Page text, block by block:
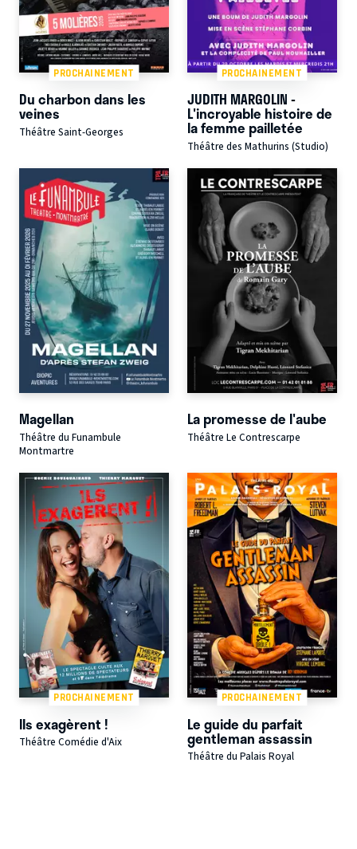
PROCHAINEMENT
Du charbon dans les
veines
Théâtre Saint-Georges
PROCHAINEMENT
JUDITH MARGOLIN -
L'incroyable histoire de
la femme pailletée
Théâtre des Mathurins (Studio)
Magellan
Théâtre du Funambule
Montmartre
La promesse de l'aube
Théâtre Le Contrescarpe
PROCHAINEMENT
Ils exagèrent !
Théâtre Comédie d'Aix
PROCHAINEMENT
Le guide du parfait
gentleman assassin
Théâtre du Palais Royal